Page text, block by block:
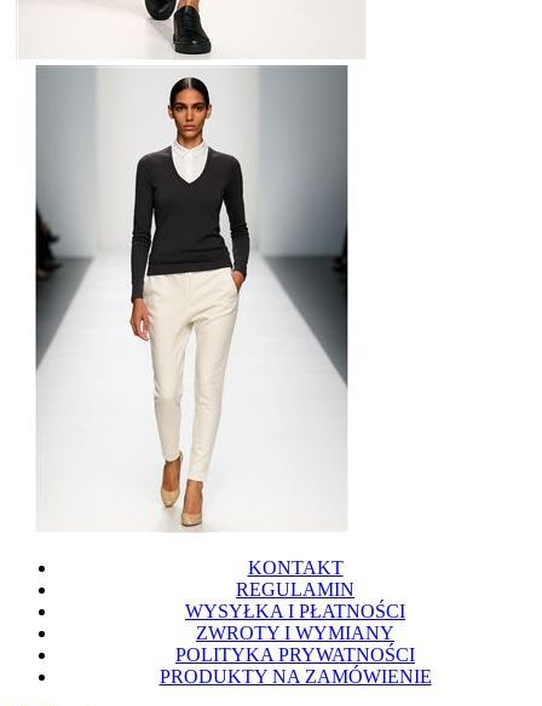
KONTAKT
REGULAMIN
WYSYŁKA I PŁATNOŚCI
ZWROTY I WYMIANY
POLITYKA PRYWATNOŚCI
PRODUKTY NA ZAMÓWIENIE